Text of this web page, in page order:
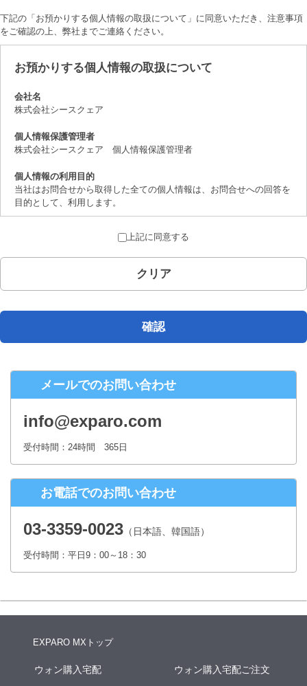
下記の「お預かりする個人情報の取扱について」に同意いただき、注意事項
をご確認の上、弊社までご連絡ください。
お預かりする個人情報の取扱について
会社名
株式会社シースクェア
個人情報保護管理者
株式会社シースクェア 個人情報保護管理者
個人情報の利用目的
当社はお問合せから取得した全ての個人情報は、お問合せへの回答を
目的として、利用します。
取得した個人情報は、法律上許されている場合を除き、ご本人の了解
を得ることなく第三者に提供することはありません。
個人情報の取扱いの委託について
開示対象個人情報の開示等および問合せ窓口について
ご本人からの求めにより、当社が保有する開示対象個人情報の、利用
す。
株式会社シースクェア 個人情報お問合せ窓口
〒160-0023 東京都新宿区西新宿６丁目１２−１ パークウェストビ
ル１３階
Eメール：info@c-square.co.jp
（受付時間は、平日9時～17時30分 但し、年末年始、夏季休暇は除き
ます。）
個人情報を入力するにあたっての注意事項
回答ができない場合がございます。
本人が容易に認識できない方法による個人情報の取得
クッキーやWebビーコン等を用いるなどして、本人が容易に認識でき
上記に同意する
クリア
確認
メールでのお問い合わせ
info@exparo.com
受付時間：24時間 365日
お電話でのお問い合わせ
03-3359-0023 （日本語、韓国語）
受付時間：平日9：00～18：30
EXPARO MXトップ
ウォン購入宅配 ウォン購入宅配ご注文